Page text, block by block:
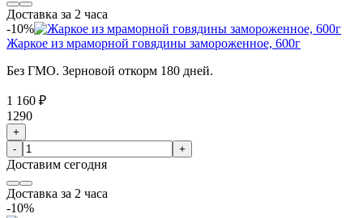
Доставка за 2 часа
-10%
Жаркое из мраморной говядины замороженное, 600г
Без ГМО. Зерновой откорм 180 дней.
1 160 ₽
1290
+
-
+
Доставим сегодня
Доставка за 2 часа
-10%